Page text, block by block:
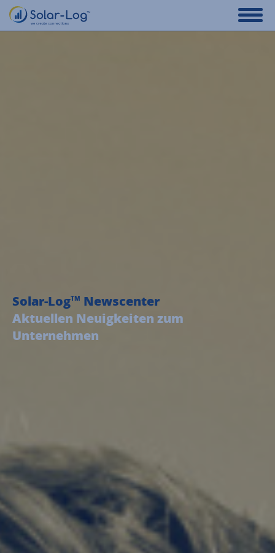
Solar-LogTM Newscenter
Aktuellen Neuigkeiten zum
Unternehmen